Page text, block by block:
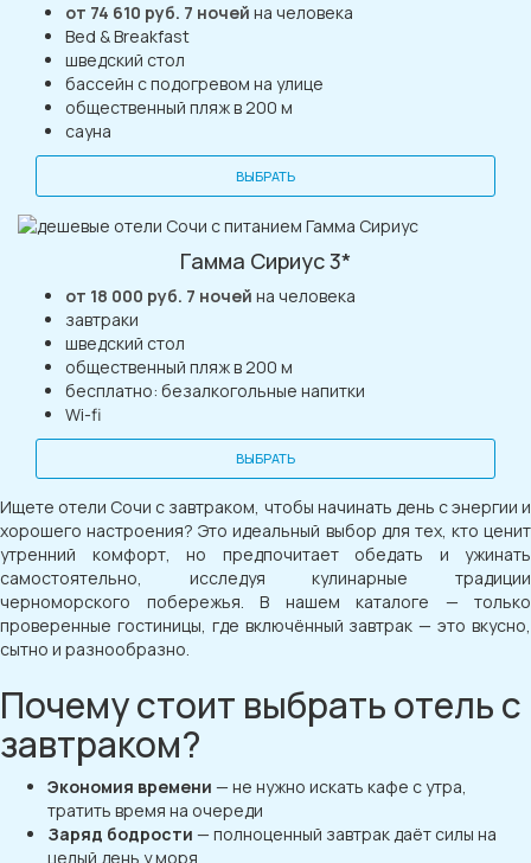
от 74 610 руб. 7 ночей на человека
Bed & Breakfast
шведский стол
бассейн с подогревом на улице
общественный пляж в 200 м
сауна
ВЫБРАТЬ
Гамма Сириус 3*
от 18 000 руб. 7 ночей на человека
завтраки
шведский стол
общественный пляж в 200 м
бесплатно: безалкогольные напитки
Wi-fi
ВЫБРАТЬ
Ищете отели Сочи с завтраком, чтобы начинать день с энергии и
хорошего настроения? Это идеальный выбор для тех, кто ценит
утренний комфорт, но предпочитает обедать и ужинать
самостоятельно, исследуя кулинарные традиции
черноморского побережья. В нашем каталоге — только
проверенные гостиницы, где включённый завтрак — это вкусно,
сытно и разнообразно.
Почему стоит выбрать отель с
завтраком?
Экономия времени — не нужно искать кафе с утра,
тратить время на очереди
Заряд бодрости — полноценный завтрак даёт силы на
целый день у моря